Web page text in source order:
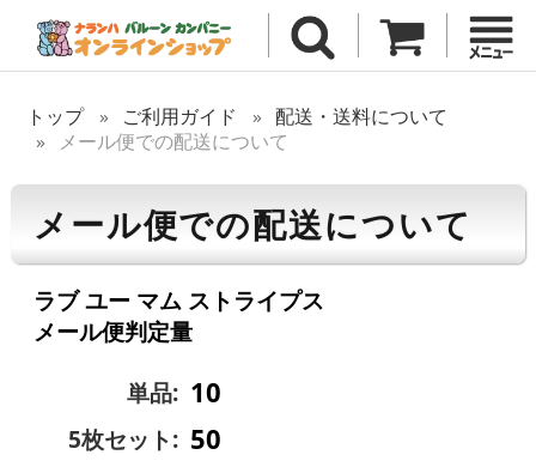
トップ ご利用ガイド
配送・送料について
メール便での配送について
メール便での配送について
ラブ ユー マム ストライプス
メール便判定量
単品: 10
5枚セット: 50